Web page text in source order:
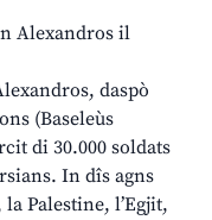
Alexandros il
daspò
(Baseleùs
di 30.000 soldats
In dîs agns
Palestine, l’Egjit,